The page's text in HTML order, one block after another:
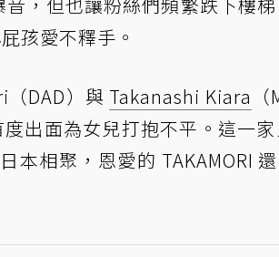
孩愛不釋手。
DAD）與 Takanashi Kiara
出面為女兒打抱不平。這一
相聚，恩愛的 TAKAMORI